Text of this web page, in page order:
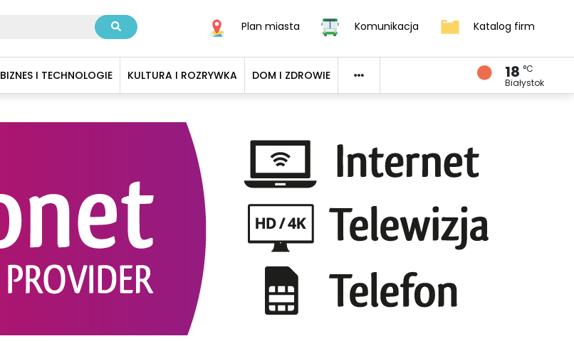
Plan miasta Komunikacja Katalog firm
BIZNES I TECHNOLOGIE KULTURA I ROZRYWKA DOM I ZDROWIE 18 °C
Białystok